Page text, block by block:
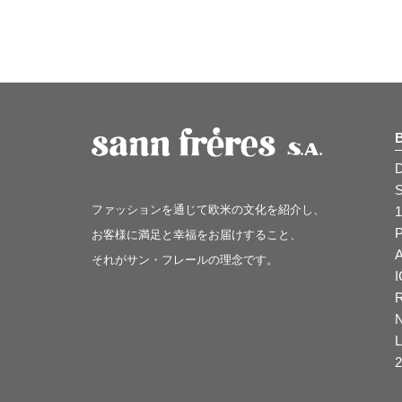
ファッションを通じて欧米の文化を紹介し、
お客様に満足と幸福をお届けすること、
それがサン・フレールの理念です。